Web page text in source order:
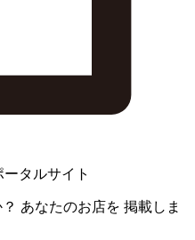
タルサイト
あなたのお店を 掲載しま